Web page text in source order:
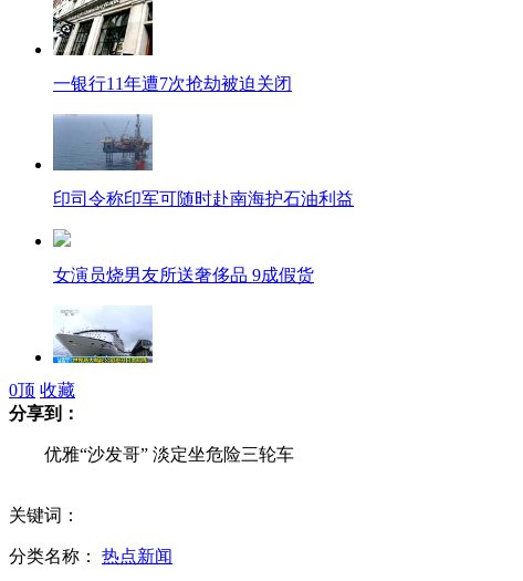
一银行11年遭7次抢劫被迫关闭
印司令称印军可随时赴南海护石油利益
女演员烧男友所送奢侈品 9成假货
世家两大邮轮公司避开日本航线
朱之文成名大衣拍出51.8万高价
0顶 收藏
分享到：
优雅“沙发哥” 淡定坐危险三轮车
关键词：
分类名称： 热点新闻